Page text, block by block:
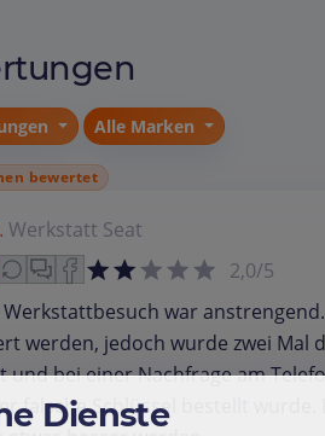
Alle Marken
bewertet
Werkstatt Seat
2,0/5
war
werden, jedoch wurde zwei Mal
und bei einer Nachfrage am
falsche Schlüssel bestellt wurde.
Dienste